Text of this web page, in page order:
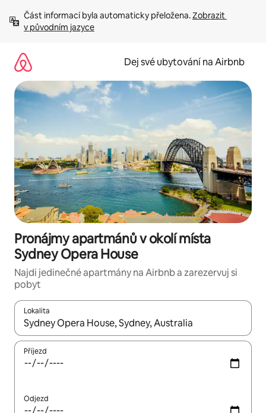
obsah
Část informací byla automaticky přeložena. Zobrazit
v původním jazyce
Dej své ubytování na Airbnb
Pronájmy apartmánů v okolí místa
Sydney Opera House
Najdi jedinečné apartmány na Airbnb a zarezervuj si
pobyt
Lokalita
Až budou výsledky k dispozici, můžeš si je procházet pomocí
Příjezd
Odjezd